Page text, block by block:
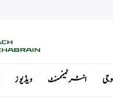
انٹرٹینمنٹ ویڈیوز